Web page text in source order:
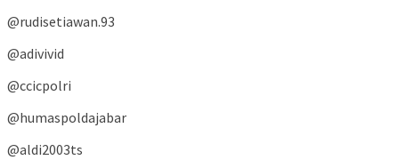
@rudisetiawan.93
@adivivid
@ccicpolri
@humaspoldajabar
@aldi2003ts